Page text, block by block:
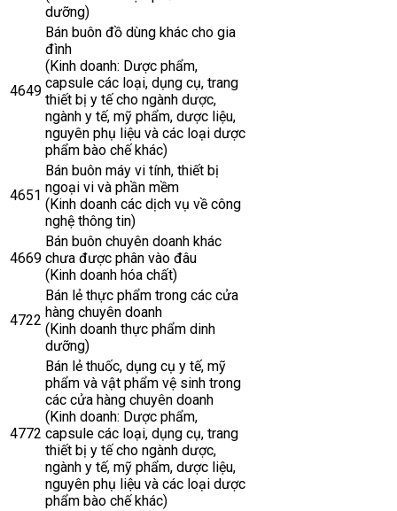
dưỡng)
4649
Bán buôn đồ dùng khác cho gia
đình
(Kinh doanh: Dược phẩm,
capsule các loại, dụng cụ, trang
thiết bị y tế cho ngành dược,
ngành y tế, mỹ phẩm, dược liệu,
nguyên phụ liệu và các loại dược
phẩm bào chế khác)
4651
Bán buôn máy vi tính, thiết bị
ngoại vi và phần mềm
(Kinh doanh các dịch vụ về công
nghệ thông tin)
4669
Bán buôn chuyên doanh khác
chưa được phân vào đâu
(Kinh doanh hóa chất)
4722
Bán lẻ thực phẩm trong các cửa
hàng chuyên doanh
(Kinh doanh thực phẩm dinh
dưỡng)
4772
Bán lẻ thuốc, dụng cụ y tế, mỹ
phẩm và vật phẩm vệ sinh trong
các cửa hàng chuyên doanh
(Kinh doanh: Dược phẩm,
capsule các loại, dụng cụ, trang
thiết bị y tế cho ngành dược,
ngành y tế, mỹ phẩm, dược liệu,
nguyên phụ liệu và các loại dược
phẩm bào chế khác)